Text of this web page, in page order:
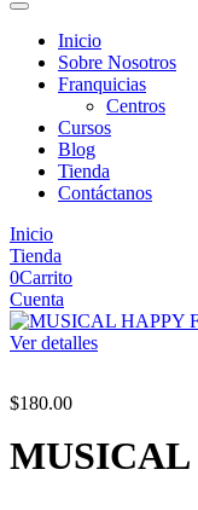
Inicio
Sobre Nosotros
Franquicias
Centros
Cursos
Blog
Tienda
Contáctanos
Inicio
Tienda
0Carrito
Cuenta
Ver detalles
$180.00